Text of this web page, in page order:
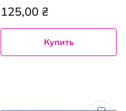
125,00 ₴
Купить